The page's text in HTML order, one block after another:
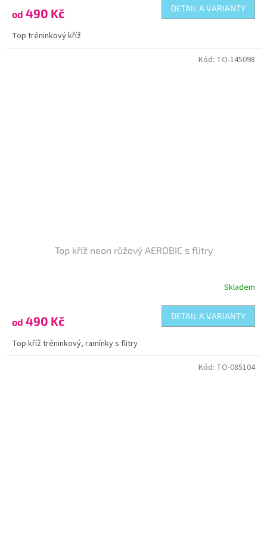
od 490 Kč DETAIL A VARIANTY
Top tréninkový kříž
Top kříž neon růžový AEROBIC s flitry
Skladem
od 490 Kč DETAIL A VARIANTY
Top kříž tréninkový, ramínky s flitry
Kód: TO-145098
Kód: TO-085104